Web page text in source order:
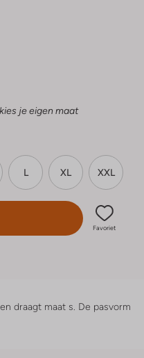
je eigen maat
L XL XXL
Favoriet
draagt maat s. De pasvorm